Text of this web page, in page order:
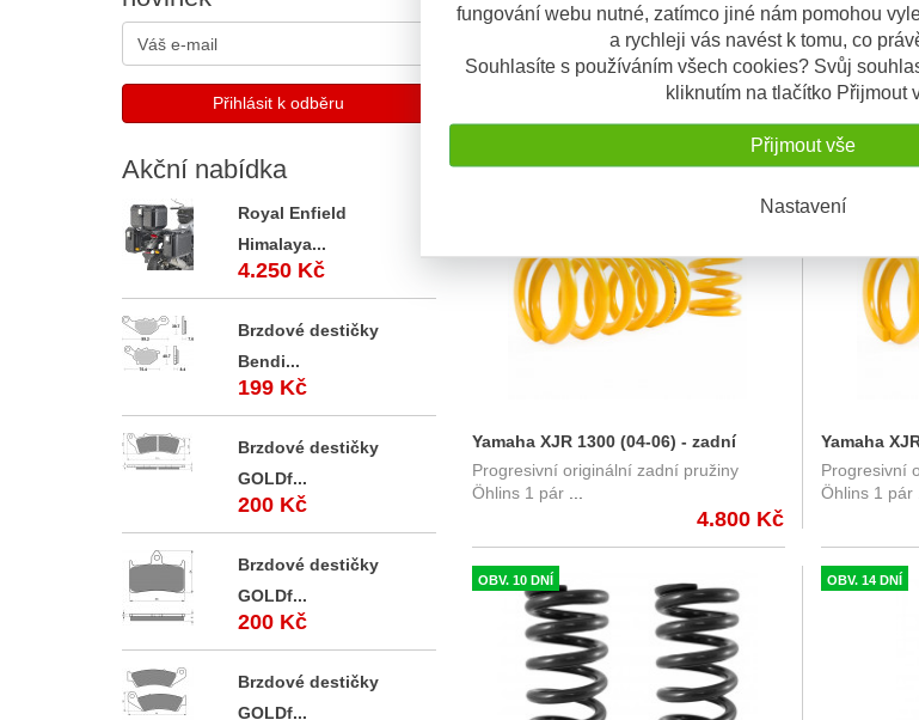
fungování webu nutné, zatímco jiné nám pomohou
a rychleji vás navést k tomu, co
Souhlasíte s používáním všech cookies? Svůj
kliknutím na tlačítko Přijmout
Přijmout vše
Nastavení
Sada pružin přední vidlice Yamaha
XJR 1300 (99-06) , Wirth Federn
Yamaha XJR 1300 (99-06) - Progresivní
pružiny od značky
Yamaha
pružiny
Progresivní
pružiny zaj ...
OBV. 5 DNÍ
Yamaha XJR 1300 (04-06) - zadní
pružiny Öhlins 0480-34
Progresivní originální zadní pružiny
Öhlins 1 pár...
4.800 Kč
SKLADEM
Yamaha
Öhlins -
39N/mm
Progresivní
Öhlins 1 pár
OBV. 10 DNÍ OBV. 14 DNÍ
Akční nabídka
Royal Enfield
Himalaya...
4.250 Kč
Brzdové destičky
Bendi...
199 Kč
Brzdové destičky
GOLDf...
200 Kč
Brzdové destičky
GOLDf...
200 Kč
Brzdové destičky
GOLDf...